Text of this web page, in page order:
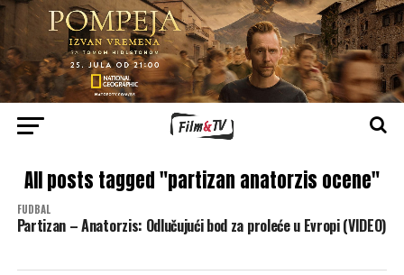
All posts tagged "partizan anatorzis ocene"
FUDBAL
Partizan – Anatorzis: Odlučujući bod za proleće u Evropi (VIDEO)